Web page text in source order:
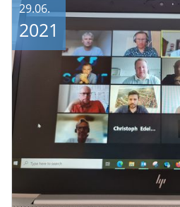
29.06.
2021